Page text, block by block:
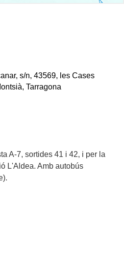
s/n, 43569, les Cases
Tarragona
A-7, sortides 41 i 42, i per la
L'Aldea. Amb autobús